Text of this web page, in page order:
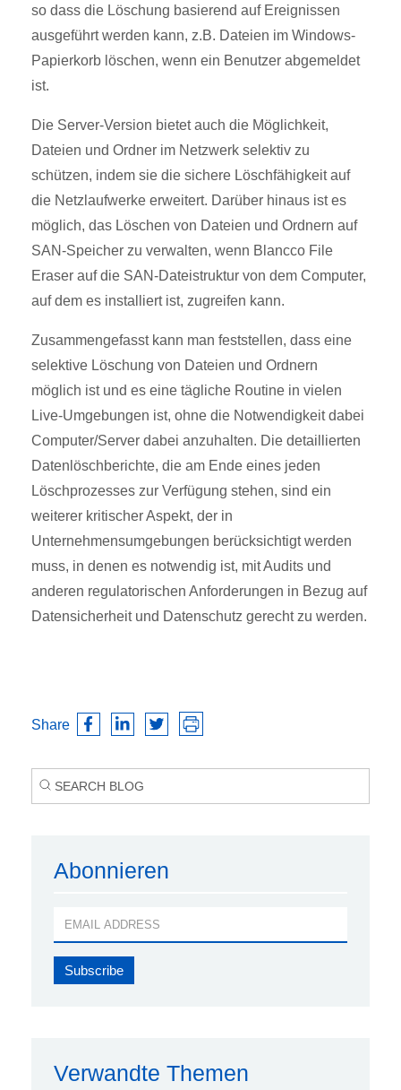
so dass die Löschung basierend auf Ereignissen
ausgeführt werden kann, z.B. Dateien im Windows-
Papierkorb löschen, wenn ein Benutzer abgemeldet
ist.
Die Server-Version bietet auch die Möglichkeit,
Dateien und Ordner im Netzwerk selektiv zu
schützen, indem sie die sichere Löschfähigkeit auf
die Netzlaufwerke erweitert. Darüber hinaus ist es
möglich, das Löschen von Dateien und Ordnern auf
SAN-Speicher zu verwalten, wenn Blancco File
Eraser auf die SAN-Dateistruktur von dem Computer,
auf dem es installiert ist, zugreifen kann.
Zusammengefasst kann man feststellen, dass eine
selektive Löschung von Dateien und Ordnern
möglich ist und es eine tägliche Routine in vielen
Live-Umgebungen ist, ohne die Notwendigkeit dabei
Computer/Server dabei anzuhalten. Die detaillierten
Datenlöschberichte, die am Ende eines jeden
Löschprozesses zur Verfügung stehen, sind ein
weiterer kritischer Aspekt, der in
Unternehmensumgebungen berücksichtigt werden
muss, in denen es notwendig ist, mit Audits und
anderen regulatorischen Anforderungen in Bezug auf
Datensicherheit und Datenschutz gerecht zu werden.
Share
Abonnieren
Verwandte Themen